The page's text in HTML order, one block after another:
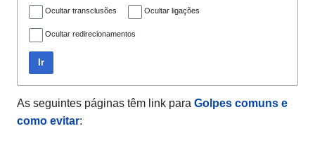
Ocultar transclusões Ocultar ligações
Ocultar redirecionamentos
Ir
As seguintes páginas têm link para Golpes comuns e
como evitar: